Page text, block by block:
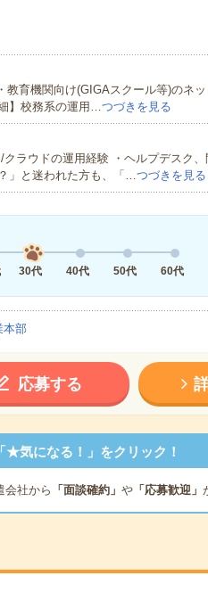
教育機関向け(GIGAスクール等)のネ
】校務系の運用…つづきを見る
/クラウドの運用経験 ・ヘルプデスク
」と迷われた方も、「…つづきを見る
30代 40代 50代 60代
本部
応募する
★気になる！」をクリック！
会社から 「面談確約」 や「応募歓迎」